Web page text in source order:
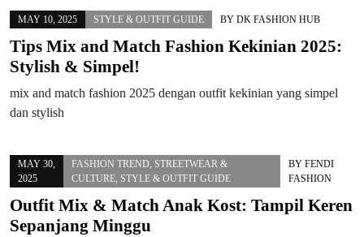
MAY 10, 2025 STYLE & OUTFIT GUIDE BY DK FASHION HUB
Tips Mix and Match Fashion Kekinian 2025:
Stylish & Simpel!
mix and match fashion 2025 dengan outfit kekinian yang simpel
dan stylish
MAY 30,
2025
FASHION TREND STREETWEAR &
CULTURE STYLE & OUTFIT GUIDE
BYFENDI
FASHION
Outfit Mix & Match Anak Kost: Tampil Keren
Sepanjang Minggu